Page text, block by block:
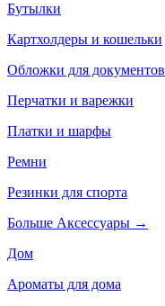
Бутылки
Картхолдеры и кошельки
Обложки для документов
Перчатки и варежки
Платки и шарфы
Ремни
Резинки для спорта
Больше Аксессуары →
Дом
Ароматы для дома